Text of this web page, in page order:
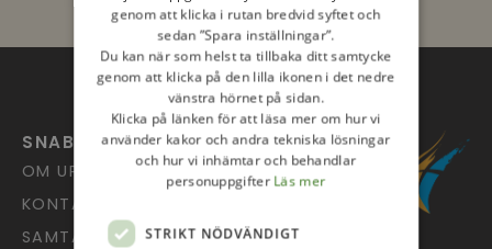
SNABBLÄNKAR
OM UPPSALA PINGST
KONTAKT
SAMTALSJOUREN
genom att klicka i rutan bredvid syftet och
sedan ”Spara inställningar”.
Du kan när som helst ta tillbaka ditt samtycke
genom att klicka på den lilla ikonen i det nedre
vänstra hörnet på sidan.
Klicka på länken för att läsa mer om hur vi
använder kakor och andra tekniska lösningar
och hur vi inhämtar och behandlar
personuppgifter Läs mer
STRIKT NÖDVÄNDIGT